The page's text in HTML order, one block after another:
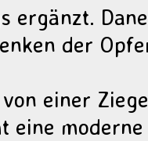
ergänzt.
der
einer
eine